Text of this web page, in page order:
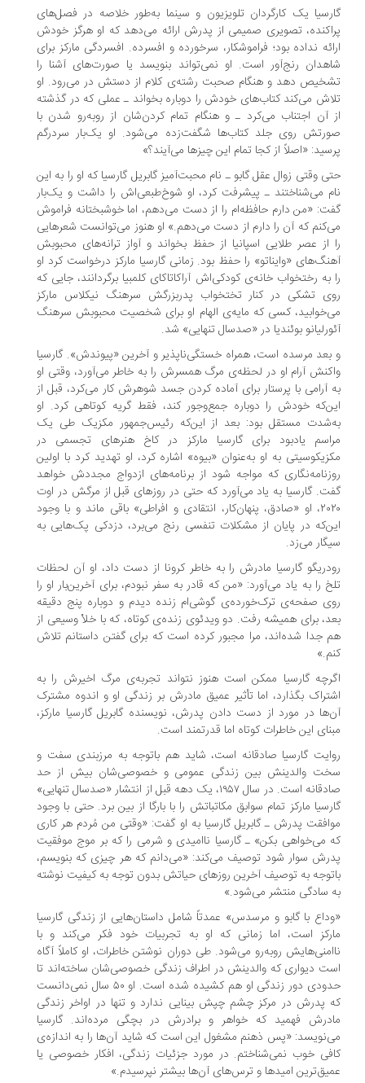
یک کارگردان تلویزیون و سینما به‌طور خلاصه در فصل‌های
تصویری صمیمی از پدرش ارائه می‌دهد که او هرگز خودش
نداده بود؛ فراموشکار، سرخورده و افسرده. افسردگی مارکز برای
رنج‌آور است. او نمی‌تواند بنویسد یا صورت‌های آشنا را
دهد و هنگام صحبت رشته‌ی کلام از دستش در می‌رود. او
می‌کند کتاب‌های خودش را دوباره بخواند ‌ـ عملی که در گذشته
آن اجتناب می‌کرد ـ و هنگام تمام کردن‌شان از روبه‌رو شدن با
روی جلد کتاب‌ها شگفت‌زده می‌شود. او یک‌بار سردرگم
«اصلاً از کجا تمام این چیزها می‌آیند؟»
وقتی زوال عقل گابو ـ نام محبت‌آمیز گابریل گارسیا که او را به این
می‌شناختند ـ پیشرفت کرد، او شوخ‌طبعی‌اش را داشت و یک‌بار
«من دارم حافظه‌ام را از دست می‌دهم، اما خوشبختانه فراموش
که آن را دارم از دست می‌دهم.» او هنوز می‌توانست شعرهایی
از عصر طلایی اسپانیا از حفظ بخواند و آواز ترانه‌های محبوبش
«وایناتو» را حفظ بود. زمانی گارسیا مارکز درخواست کرد او
به رختخواب خانه‌ی کودکی‌اش آراکاتاکای کلمبیا برگردانند، جایی که
تشکی در کنار تختخواب پدربزرگش سرهنگ نیکلاس مارکز
کسی که مایه‌ی الهام او برای شخصیت محبوبش سرهنگ
بوئندیا در «صدسال تنهایی» شد.
مرسده است، همراه خستگی‌ناپذیر و آخرین «پیوندش». گارسیا
آرام او در لحظه‌ی مرگ همسرش را به خاطر می‌آورد، وقتی او
آرامی با پرستار برای آماده کردن جسد شوهرش کار می‌کرد، قبل از
خودش را دوباره جمع‌وجور کند، فقط گریه کوتاهی کرد. او
مستقل بود: بعد از این‌که رئیس‌جمهور مکزیک طی یک
یادبود برای گارسیا مارکز در کاخ هنرهای تجسمی در
به او به‌عنوان «بیوه» اشاره کرد، او تهدید کرد با اولین
که مواجه شود از برنامه‌های ازدواج مجددش خواهد
گارسیا به یاد می‌آورد که حتی در روزهای قبل از مرگش در اوت
۲۰۲۰، او «صادق، پنهان‌کار، انتقادی و افراطی» باقی ماند و با وجود
در پایان از مشکلات تنفسی رنج می‌برد، دزدکی پک‌هایی به
می‌زد.
گارسیا مادرش را به خاطر کرونا از دست داد، او آن لحظات
را به یاد می‌آورد: «من که قادر به سفر نبودم، برای آخرین‌بار او را
صفحه‌ی ترک‌خورده‌ی گوشی‌ام زنده دیدم و دوباره پنج دقیقه
برای همیشه رفت. دو ویدئوی زنده‌ی کوتاه، که با خلأ وسیعی از
جدا شده‌اند، مرا مجبور کرده است که برای گفتن داستانم تلاش
گارسیا ممکن است هنوز نتواند تجربه‌ی مرگ اخیرش را به
بگذارد، اما تأثیر عمیق مادرش بر زندگی او و اندوه مشترک
در مورد از دست دادن پدرش، نویسنده گابریل گارسیا مارکز،
این خاطرات کوتاه اما قدرتمند است.
گارسیا صادقانه است، شاید هم باتوجه به مرزبندی سفت و
والدینش بین زندگی عمومی و خصوصی‌شان بیش از حد
صادقانه است. در سال ۱۹۵۷، یک دهه قبل از انتشار «صدسال تنهایی»
مارکز تمام سوابق مکاتباتش را با بارگا از بین برد. حتی با وجود
پدرش ـ گابریل گارسیا به او گفت:‌ «وقتی من مُردم هر کاری
می‌خواهی بکن» ـ گارسیا ناامیدی و شرمی را که بر موج موفقیت
سوار شود توصیف می‌کند: «می‌دانم که هر چیزی که بنویسم،
به توصیف آخرین روزهای حیاتش بدون توجه به کیفیت نوشته
سادگی منتشر می‌شود.»
با گابو و مرسدس» عمدتاً شامل داستان‌هایی از زندگی گارسیا
است، اما زمانی که او به تجربیات خود فکر می‌کند و با
روبه‌رو می‌شود. طی دوران نوشتن خاطرات، او کاملاً آگاه
دیواری که والدینش در اطراف زندگی خصوصی‌شان ساخته‌اند تا
حدودی دور زندگی او هم کشیده شده است. او ۵۰ سال نمی‌دانست
پدرش در مرکز چشم چپش بینایی ندارد و تنها در اواخر زندگی
فهمید که خواهر و برادرش در بچگی مرده‌اند. گارسیا
«پس ذهنم مشغول این است که شاید آن‌ها را به اندازه‌ی
خوب نمی‌شناختم. در مورد جزئیات زندگی، افکار خصوصی یا
امیدها و ترس‌های آن‌ها بیشتر نپرسیدم.»